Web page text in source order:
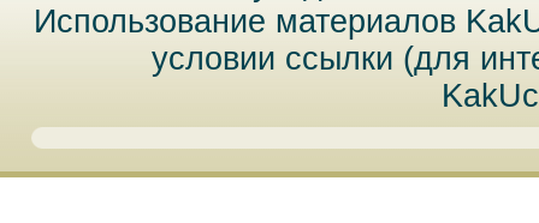
Использование материалов
условии ссылки (для